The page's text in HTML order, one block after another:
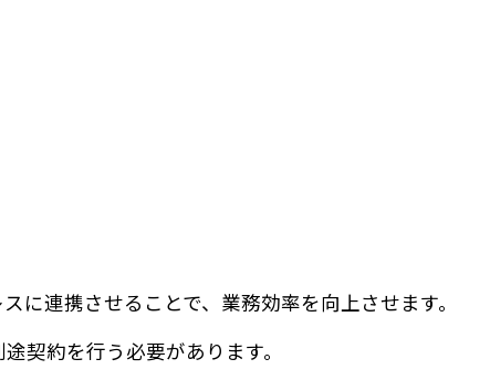
に連携させることで、業務効率を向上させます。
契約を行う必要があります。